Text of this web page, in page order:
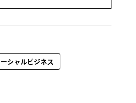
シャルビジネス